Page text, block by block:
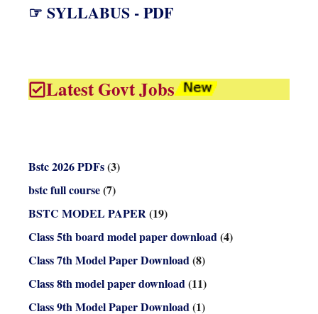
☞ SYLLABUS - PDF
Latest Govt Jobs
Bstc 2026 PDFs(3)
bstc full course(7)
BSTC MODEL PAPER(19)
Class 5th board model paper download(4)
Class 7th Model Paper Download(8)
Class 8th model paper download(11)
Class 9th Model Paper Download(1)